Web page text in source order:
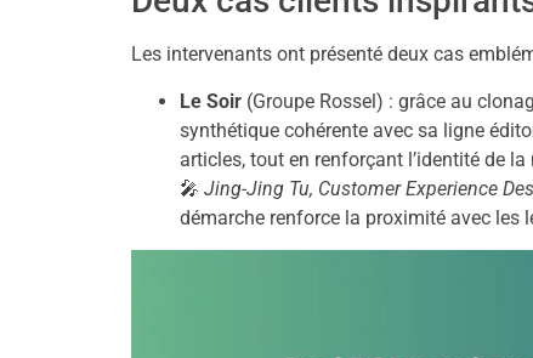
Les intervenants ont présenté deux cas
Le Soir (Groupe Rossel) : grâce au
synthétique cohérente avec sa ligne
articles, tout en renforçant l’identité de la
🎤 Jing-Jing Tu, Customer Experience
démarche renforce la proximité avec les